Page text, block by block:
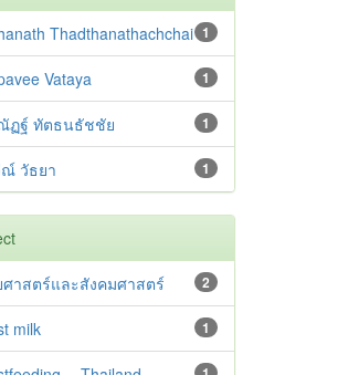
1
Thadthanathachchai
1
Vataya
1
ฏฐ์ ทัตธนธัชชัย
1
วัธยา
2
าสตร์และสังคมศาสตร์
1
milk